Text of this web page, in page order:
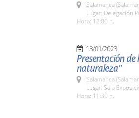
Salamanca
Lugar: Delegación
Hora: 12:00 h.
13/01/2023
Presentación de
naturaleza"
Salamanca
Lugar: Sala
Hora: 11:30 h.